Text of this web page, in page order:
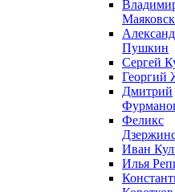
Пушкин
Сергей
Георгий
Дмитрий
Феликс
Иван
Илья